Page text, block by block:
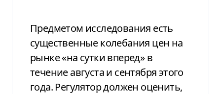
Предметом исследования есть
существенные колебания цен на
рынке «на сутки вперед» в
течение августа и сентября этого
года. Регулятор должен оценить,